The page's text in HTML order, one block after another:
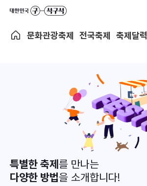
문화관광축제 전국축제 축제달력
특별한 축제를 만나는
다양한 방법을 소개합니다!